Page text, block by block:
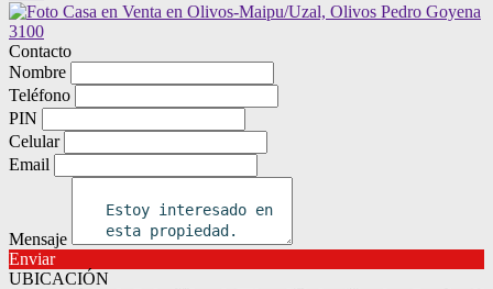
Contacto
Nombre
Teléfono
PIN
Celular
Email
Mensaje
Enviar
UBICACIÓN